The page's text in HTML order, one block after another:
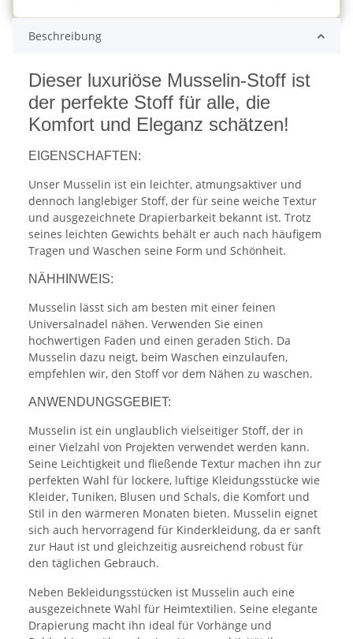
Beschreibung
Dieser luxuriöse Musselin-Stoff ist
der perfekte Stoff für alle, die
Komfort und Eleganz schätzen!
EIGENSCHAFTEN:
Unser Musselin ist ein leichter, atmungsaktiver und
dennoch langlebiger Stoff, der für seine weiche Textur
und ausgezeichnete Drapierbarkeit bekannt ist. Trotz
seines leichten Gewichts behält er auch nach häufigem
Tragen und Waschen seine Form und Schönheit.
NÄHHINWEIS:
Musselin lässt sich am besten mit einer feinen
Universalnadel nähen. Verwenden Sie einen
hochwertigen Faden und einen geraden Stich. Da
Musselin dazu neigt, beim Waschen einzulaufen,
empfehlen wir, den Stoff vor dem Nähen zu waschen.
ANWENDUNGSGEBIET:
Musselin ist ein unglaublich vielseitiger Stoff, der in
einer Vielzahl von Projekten verwendet werden kann.
Seine Leichtigkeit und fließende Textur machen ihn zur
perfekten Wahl für lockere, luftige Kleidungsstücke wie
Kleider, Tuniken, Blusen und Schals, die Komfort und
Stil in den wärmeren Monaten bieten. Musselin eignet
sich auch hervorragend für Kinderkleidung, da er sanft
zur Haut ist und gleichzeitig ausreichend robust für
den täglichen Gebrauch.
Neben Bekleidungsstücken ist Musselin auch eine
ausgezeichnete Wahl für Heimtextilien. Seine elegante
Drapierung macht ihn ideal für Vorhänge und